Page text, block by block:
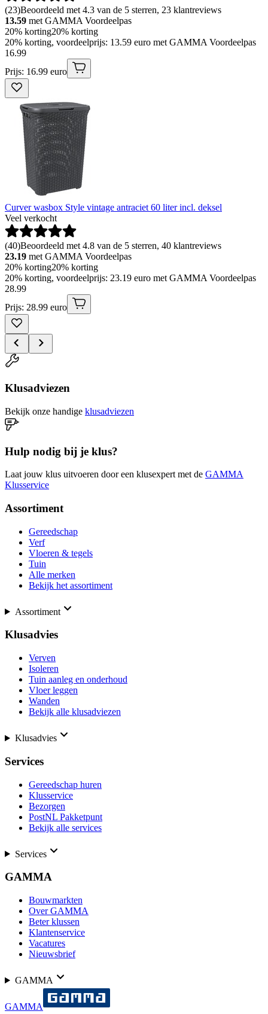
(23)Beoordeeld met 4.3 van de 5 sterren, 23 klantreviews
13.59 met GAMMA Voordeelpas
20% korting20% korting
20% korting, voordeelprijs: 13.59 euro met GAMMA Voordeelpas
16.99
Prijs: 16.99 euro
Curver wasbox Style vintage antraciet 60 liter incl. deksel
Veel verkocht
(40)Beoordeeld met 4.8 van de 5 sterren, 40 klantreviews
23.19 met GAMMA Voordeelpas
20% korting20% korting
20% korting, voordeelprijs: 23.19 euro met GAMMA Voordeelpas
28.99
Prijs: 28.99 euro
Klusadviezen
Bekijk onze handige klusadviezen
Hulp nodig bij je klus?
Laat jouw klus uitvoeren door een klusexpert met de GAMMA
Klusservice
Assortiment
Gereedschap
Verf
Vloeren & tegels
Tuin
Alle merken
Bekijk het assortiment
Assortiment
Klusadvies
Verven
Isoleren
Tuin aanleg en onderhoud
Vloer leggen
Wanden
Bekijk alle klusadviezen
Klusadvies
Services
Gereedschap huren
Klusservice
Bezorgen
PostNL Pakketpunt
Bekijk alle services
Services
GAMMA
Bouwmarkten
Over GAMMA
Beter klussen
Klantenservice
Vacatures
Nieuwsbrief
GAMMA
GAMMA